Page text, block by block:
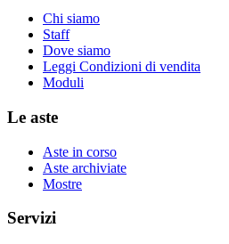
Chi siamo
Staff
Dove siamo
Leggi Condizioni di vendita
Moduli
Le aste
Aste in corso
Aste archiviate
Mostre
Servizi